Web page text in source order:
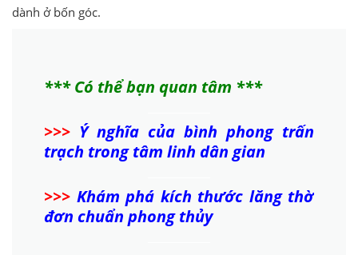
dành ở bốn góc.
*** Có thể bạn quan tâm ***
>>> Ý nghĩa của bình phong trấn
trạch trong tâm linh dân gian
>>> Khám phá kích thước lăng thờ
đơn chuẩn phong thủy